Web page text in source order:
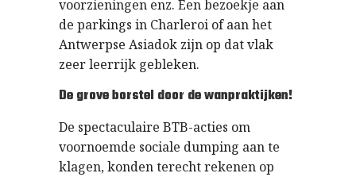
voorzieningen enz. Een bezoekje aan
de parkings in Charleroi of aan het
Antwerpse Asiadok zijn op dat vlak
zeer leerrijk gebleken.
De grove borstel door de wanpraktijken!
De spectaculaire BTB-acties om
voornoemde sociale dumping aan te
klagen, konden terecht rekenen op